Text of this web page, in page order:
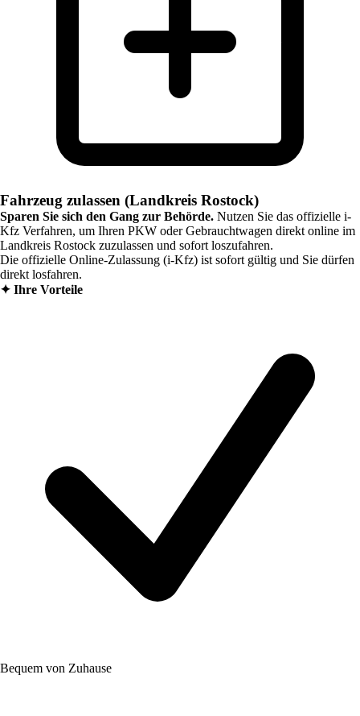
Fahrzeug zulassen (Landkreis Rostock)
Sparen Sie sich den Gang zur Behörde. Nutzen Sie das offizielle i-
Kfz Verfahren, um Ihren PKW oder Gebrauchtwagen direkt online im
Landkreis Rostock zuzulassen und sofort loszufahren.
Die offizielle Online-Zulassung (i-Kfz) ist sofort gültig und Sie dürfen
direkt losfahren.
✦ Ihre Vorteile
Bequem von Zuhause